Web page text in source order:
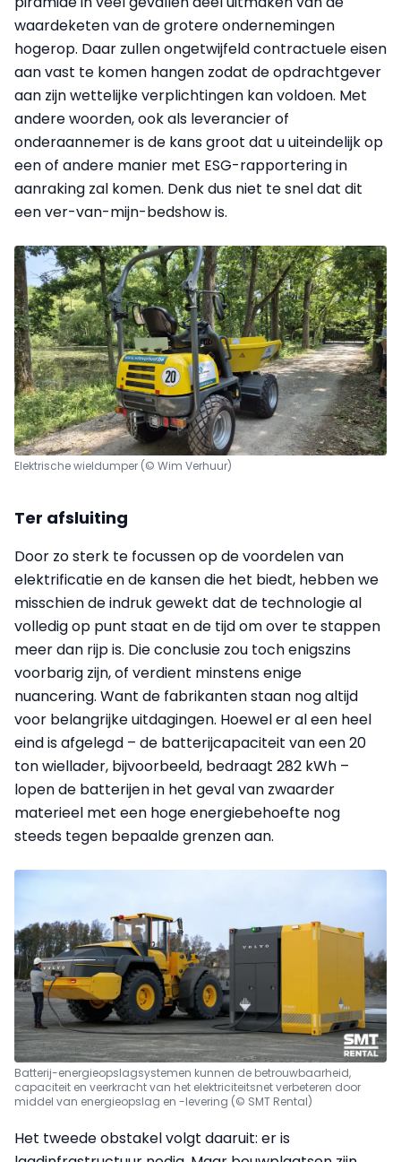
waardeketen van de grotere ondernemingen
hogerop. Daar zullen ongetwijfeld contractuele eisen
aan vast te komen hangen zodat de opdrachtgever
aan zijn wettelijke verplichtingen kan voldoen. Met
andere woorden, ook als leverancier of
onderaannemer is de kans groot dat u uiteindelijk op
een of andere manier met ESG-rapportering in
aanraking zal komen. Denk dus niet te snel dat dit
een ver-van-mijn-bedshow is.
Elektrische wieldumper (© Wim Verhuur)
Ter afsluiting
Door zo sterk te focussen op de voordelen van
elektrificatie en de kansen die het biedt, hebben we
misschien de indruk gewekt dat de technologie al
volledig op punt staat en de tijd om over te stappen
meer dan rijp is. Die conclusie zou toch enigszins
voorbarig zijn, of verdient minstens enige
nuancering. Want de fabrikanten staan nog altijd
voor belangrijke uitdagingen. Hoewel er al een heel
eind is afgelegd – de batterijcapaciteit van een 20
ton wiellader, bijvoorbeeld, bedraagt 282 kWh –
lopen de batterijen in het geval van zwaarder
materieel met een hoge energiebehoefte nog
steeds tegen bepaalde grenzen aan.
Batterij-energieopslagsystemen kunnen de betrouwbaarheid,
capaciteit en veerkracht van het elektriciteitsnet verbeteren door
middel van energieopslag en -levering (© SMT Rental)
Het tweede obstakel volgt daaruit: er is